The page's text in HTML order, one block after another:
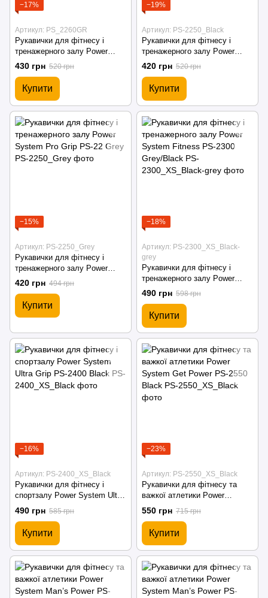
−17%
Артикул: PS_2260GR
Рукавички для фітнесу і
тренажерного залу Power
System Pro Grip EVO PS-
2250E Grey
430 грн 520 грн
Купити
−19%
Артикул: PS-2250_Black
Рукавички для фітнесу і
тренажерного залу Power
System Pro Grip PS-2250
420 грн 520 грн
Купити
−15%
Артикул: PS-2250_Grey
Рукавички для фітнесу і
тренажерного залу Power
System Pro Grip PS-22 Grey
420 грн 494 грн
Купити
−18%
Артикул: PS-2300_XS_Black-
grey
Рукавички для фітнесу і
тренажерного залу Power
System Fitness PS-2300
Grey/Black
490 грн 598 грн
Купити
−16%
Артикул: PS-2400_XS_Black
Рукавички для фітнесу і
спортзалу Power System Ultra
Grip PS-2400 Black
490 грн 585 грн
Купити
−23%
Артикул: PS-2550_XS_Black
Рукавички для фітнесу та
важкої атлетики Power
System Get Power PS-2550
550 грн 715 грн
Купити